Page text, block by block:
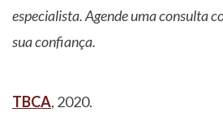
especialista. Agende uma consulta
sua confiança.
TBCA, 2020.